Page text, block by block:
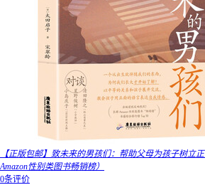
【正版包邮】致未来的男孩们：帮助父母为孩子树立
Amazon性别类图书畅销榜）
0条评价